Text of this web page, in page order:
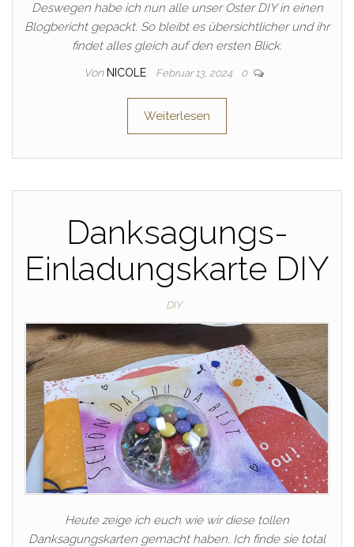
Deswegen habe ich nun alle unser Oster DIY in einen
Blogbericht gepackt. So bleibt es übersichtlicher und ihr
findet alles gleich auf den ersten Blick.
Von NICOLE Februar 13, 2024 0
Weiterlesen
Danksagungs-
Einladungskarte DIY
DIY
Heute zeige ich euch wie wir diese tollen
Danksagungskarten gemacht haben. Ich finde sie total